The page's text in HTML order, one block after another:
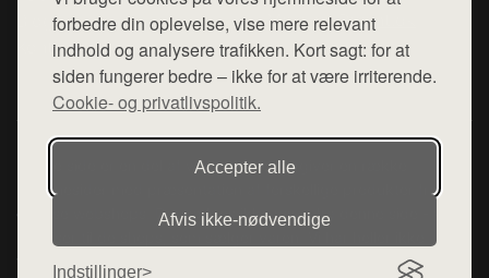
forbedre din oplevelse, vise mere relevant
indhold og analysere trafikken. Kort sagt: for at
siden fungerer bedre – ikke for at være irriterende.
Cookie- og privatlivspolitik.
Accepter alle
Afvis ikke‑nødvendige
Indstillinger
Blog
Kontakt
Mail: hej@want.dk
Cookie- og privatlivspolitik
Denne side er en del af want.dk, der udgiver en række
hjemmesider med præsentation af forskellige produkter fra
diverse webshops. Der sælges ikke varer fra denne side - vi
henviser til de shops, som sælger varen. Vi har heller ikke
varerne på lager.